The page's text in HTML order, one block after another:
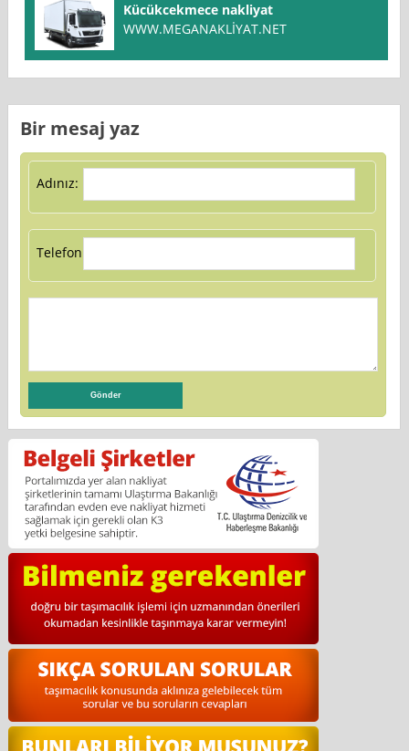
Kücükcekmece nakliyat
WWW.MEGANAKLİYAT.NET
Bir mesaj yaz
Adınız:
Telefon: